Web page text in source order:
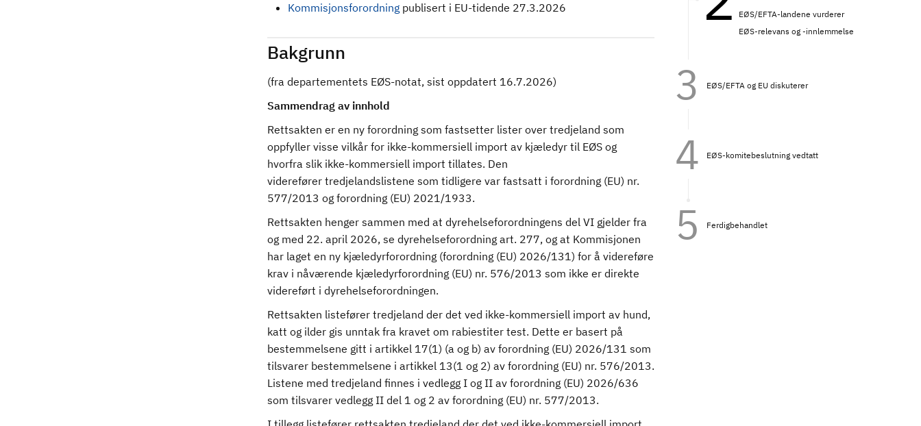
Kommisjonsforordningpublisert i EU-tidende 27.3.2026
Bakgrunn
(fra departementets EØS-notat, sist oppdatert 16.7.2026)
Sammendrag av innhold
Rettsakten er en ny forordning som fastsetter lister over tredjeland som
oppfyller visse vilkår for ikke-kommersiell import av kjæledyr til EØS og
hvorfra slik ikke-kommersiell import tillates. Den
viderefører tredjelandslistene som tidligere var fastsatt i forordning (EU) nr.
577/2013 og forordning (EU) 2021/1933.
Rettsakten henger sammen med at dyrehelseforordningens del VI gjelder fra
og med 22. april 2026, se dyrehelseforordning art. 277, og at Kommisjonen
har laget en ny kjæledyrforordning (forordning (EU) 2026/131) for å videreføre
krav i nåværende kjæledyrforordning (EU) nr. 576/2013 som ikke er direkte
videreført i dyrehelseforordningen.
Rettsakten listefører tredjeland der det ved ikke-kommersiell import av hund,
katt og ilder gis unntak fra kravet om rabiestiter test. Dette er basert på
bestemmelsene gitt i artikkel 17(1) (a og b) av forordning (EU) 2026/131 som
tilsvarer bestemmelsene i artikkel 13(1 og 2) av forordning (EU) nr. 576/2013.
Listene med tredjeland finnes i vedlegg I og II av forordning (EU) 2026/636
som tilsvarer vedlegg II del 1 og 2 av forordning (EU) nr. 577/2013.
EØS/EFTA-landene vurderer
EØS-relevans og -innlemmelse
EØS/EFTA og EU diskuterer
EØS-komitebeslutning vedtatt
Ferdigbehandlet